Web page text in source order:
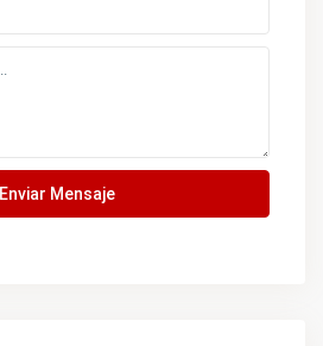
Enviar Mensaje